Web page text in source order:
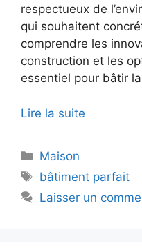
respectueux de
qui souhaitent
comprendre les
construction et les
essentiel pour bâtir
Lire la suite
Catégories
Maison
Étiquettes
bâtiment parfait
Laisser un